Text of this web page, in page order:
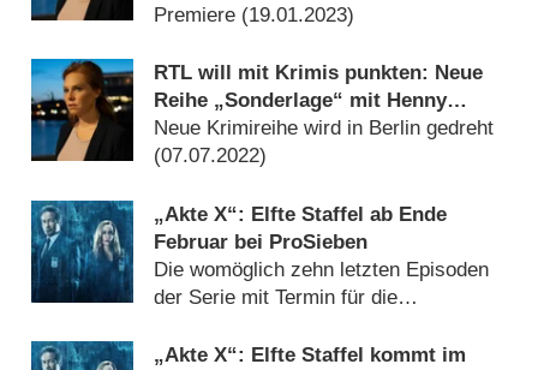
Premiere (19.01.2023)
RTL will mit Krimis punkten: Neue
Reihe „Sonderlage“ mit Henny
Reents angekündigt
Neue Krimireihe wird in Berlin gedreht
(07.07.2022)
„Akte X“: Elfte Staffel ab Ende
Februar bei ProSieben
Die womöglich zehn letzten Episoden
der Serie mit Termin für die
„Akte X“: Elfte Staffel kommt im